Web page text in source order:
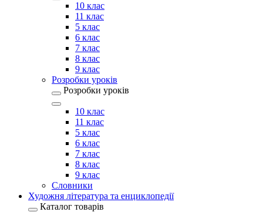
10 клас
11 клас
5 клас
6 клас
7 клас
8 клас
9 клас
Розробки уроків
Розробки уроків
10 клас
11 клас
5 клас
6 клас
7 клас
8 клас
9 клас
Словники
Художня література та енциклопедії
Каталог товарів